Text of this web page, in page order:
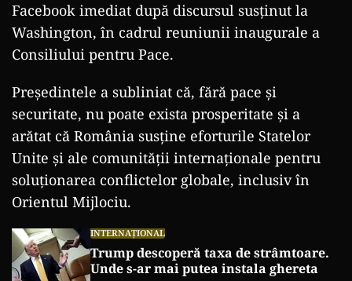
Facebook imediat după discursul susținut la
Washington, în cadrul reuniunii inaugurale a
Consiliului pentru Pace.
Președintele a subliniat că, fără pace și
securitate, nu poate exista prosperitate și a
arătat că România susține eforturile Statelor
Unite și ale comunității internaționale pentru
soluționarea conflictelor globale, inclusiv în
Orientul Mijlociu.
INTERNAȚIONAL
Trump descoperă taxa de strâmtoare.
Unde s-ar mai putea instala ghereta